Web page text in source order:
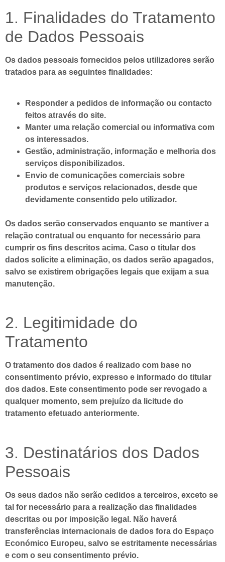
1. Finalidades do Tratamento
de Dados Pessoais
Os dados pessoais fornecidos pelos utilizadores serão
tratados para as seguintes finalidades:
Responder a pedidos de informação ou contacto
feitos através do site.
Manter uma relação comercial ou informativa com
os interessados.
Gestão, administração, informação e melhoria dos
serviços disponibilizados.
Envio de comunicações comerciais sobre
produtos e serviços relacionados, desde que
devidamente consentido pelo utilizador.
Os dados serão conservados enquanto se mantiver a
relação contratual ou enquanto for necessário para
cumprir os fins descritos acima. Caso o titular dos
dados solicite a eliminação, os dados serão apagados,
salvo se existirem obrigações legais que exijam a sua
manutenção.
2. Legitimidade do
Tratamento
O tratamento dos dados é realizado com base no
consentimento prévio, expresso e informado do titular
dos dados. Este consentimento pode ser revogado a
qualquer momento, sem prejuízo da licitude do
tratamento efetuado anteriormente.
3. Destinatários dos Dados
Pessoais
Os seus dados não serão cedidos a terceiros, exceto se
tal for necessário para a realização das finalidades
descritas ou por imposição legal. Não haverá
transferências internacionais de dados fora do Espaço
Económico Europeu, salvo se estritamente necessárias
e com o seu consentimento prévio.